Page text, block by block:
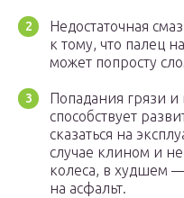
Недостаточная
к тому, что палец
может попросту
Попадания грязи
способствует
сказаться на
случае клином и
колеса, в худшем
на асфальт.